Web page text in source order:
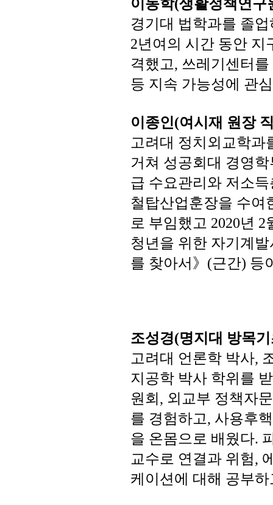
경기대 법학과를 졸
2년여의 시간 동안 지
격했고, 쓰레기센터를
등 지속 가능성에 관
이종인(여시재 원장
고려대 정치외교학과
거쳐 성공회대 경영
급 수요관리와 저소
철탑산업훈장을 수여
로 부임했고 2020년 2
청년을 위한 자기계발
를 찾아서》 (근간) 등
조성경(명지대 방목
고려대 언론학 박사,
지공학 박사 학위를
원회, 외교부 정책자
를 경험하고, 사용후
을 온몸으로 배웠다.
교수로 연결과 위험,
케이션에 대해 공부